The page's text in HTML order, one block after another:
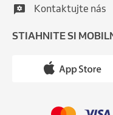
Kontaktujte nás
STIAHNITE SI